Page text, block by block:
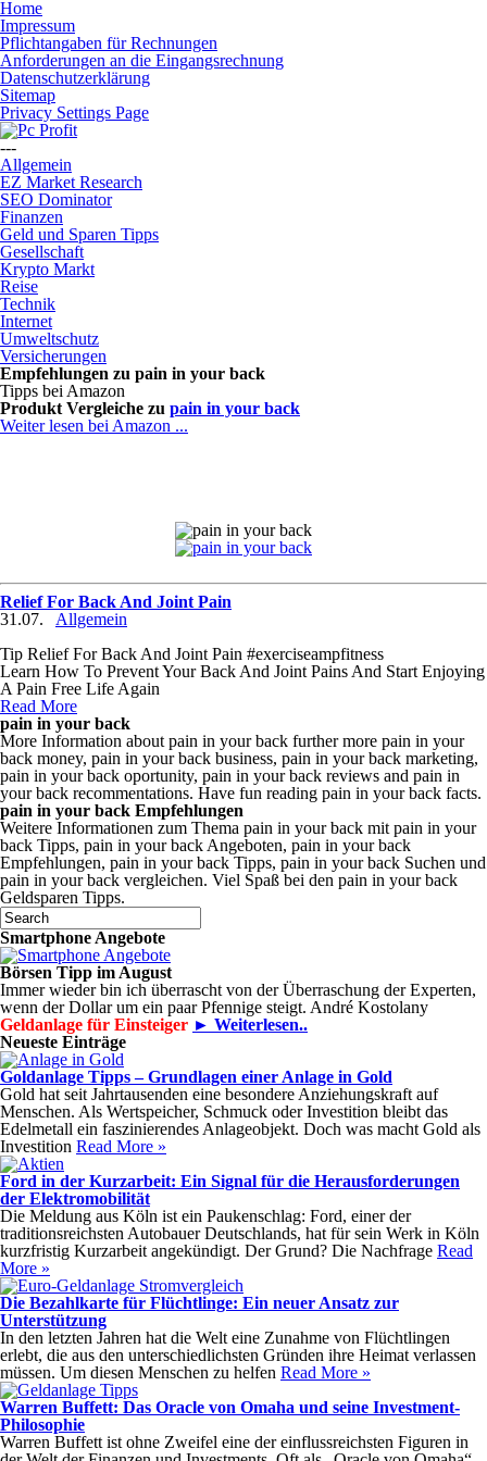
Home
Impressum
Pflichtangaben für Rechnungen
Anforderungen an die Eingangsrechnung
Datenschutzerklärung
Sitemap
Privacy Settings Page
---
Allgemein
EZ Market Research
SEO Dominator
Finanzen
Geld und Sparen Tipps
Gesellschaft
Krypto Markt
Reise
Technik
Internet
Umweltschutz
Versicherungen
Empfehlungen zu pain in your back
Tipps bei Amazon
Produkt Vergleiche zu pain in your back
Weiter lesen bei Amazon ...
Relief For Back And Joint Pain
31.07.
Allgemein
Tip Relief For Back And Joint Pain #exerciseampfitness
Learn How To Prevent Your Back And Joint Pains And Start Enjoying
A Pain Free Life Again
Read More
pain in your back
More Information about pain in your back further more pain in your
back money, pain in your back business, pain in your back marketing,
pain in your back oportunity, pain in your back reviews and pain in
your back recommentations. Have fun reading pain in your back facts.
pain in your back Empfehlungen
Weitere Informationen zum Thema pain in your back mit pain in your
back Tipps, pain in your back Angeboten, pain in your back
Empfehlungen, pain in your back Tipps, pain in your back Suchen und
pain in your back vergleichen. Viel Spaß bei den pain in your back
Geldsparen Tipps.
Smartphone Angebote
Börsen Tipp im August
Immer wieder bin ich überrascht von der Überraschung der Experten,
wenn der Dollar um ein paar Pfennige steigt. André Kostolany
Geldanlage für Einsteiger ► Weiterlesen..
Neueste Einträge
Goldanlage Tipps – Grundlagen einer Anlage in Gold
Gold hat seit Jahrtausenden eine besondere Anziehungskraft auf
Menschen. Als Wertspeicher, Schmuck oder Investition bleibt das
Edelmetall ein faszinierendes Anlageobjekt. Doch was macht Gold als
Investition Read More »
Ford in der Kurzarbeit: Ein Signal für die Herausforderungen
der Elektromobilität
Die Meldung aus Köln ist ein Paukenschlag: Ford, einer der
traditionsreichsten Autobauer Deutschlands, hat für sein Werk in Köln
kurzfristig Kurzarbeit angekündigt. Der Grund? Die Nachfrage Read
More »
Die Bezahlkarte für Flüchtlinge: Ein neuer Ansatz zur
Unterstützung
In den letzten Jahren hat die Welt eine Zunahme von Flüchtlingen
erlebt, die aus den unterschiedlichsten Gründen ihre Heimat verlassen
müssen. Um diesen Menschen zu helfen Read More »
Warren Buffett: Das Oracle von Omaha und seine Investment-
Philosophie
Warren Buffett ist ohne Zweifel eine der einflussreichsten Figuren in